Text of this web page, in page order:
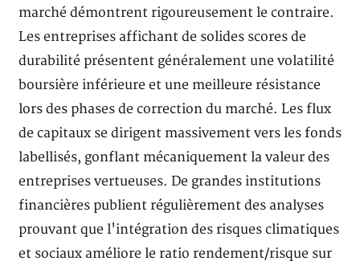
marché démontrent rigoureusement le contraire.
Les entreprises affichant de solides scores de
durabilité présentent généralement une volatilité
boursière inférieure et une meilleure résistance
lors des phases de correction du marché. Les flux
de capitaux se dirigent massivement vers les fonds
labellisés, gonflant mécaniquement la valeur des
entreprises vertueuses. De grandes institutions
financières publient régulièrement des analyses
prouvant que l'intégration des risques climatiques
et sociaux améliore le ratio rendement/risque sur